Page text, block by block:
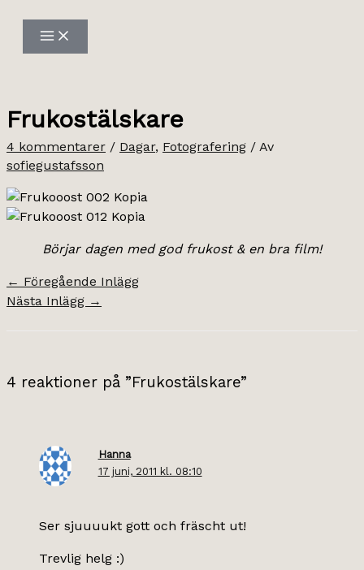
innehåll
Frukostälskare
4 kommentarer / Dagar, Fotografering / Av
sofiegustafsson
Börjar dagen med god frukost & en bra film!
← Föregående Inlägg
Nästa Inlägg →
4 reaktioner på ”Frukostälskare”
Hanna
17 juni, 2011 kl. 08:10
Ser sjuuuukt gott och fräscht ut!
Trevlig helg :)